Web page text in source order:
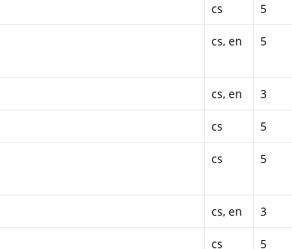
cs 5
cs, en 5
cs, en 3
cs 5
cs 5
cs, en 3
cs 5